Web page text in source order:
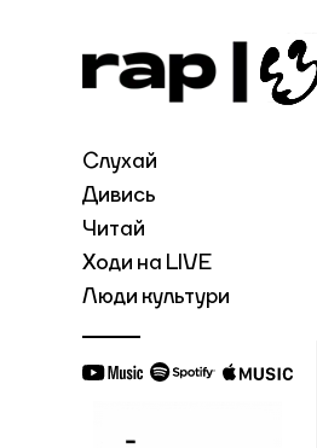
Слухай
Дивись
Читай
Ходи на LIVE
Люди культури